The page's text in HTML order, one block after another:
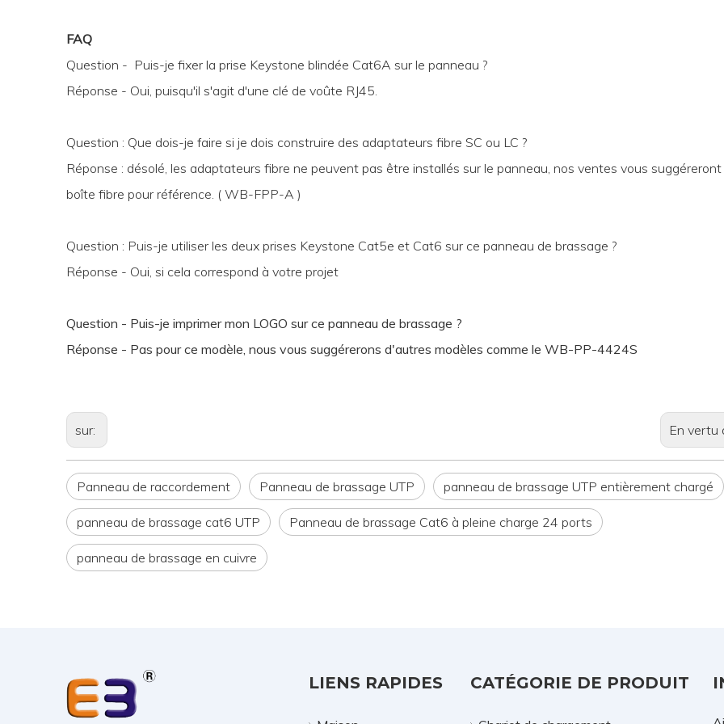
FAQ
Question - Puis-je fixer la prise Keystone blindée Cat6A sur le panneau ?
Réponse - Oui, puisqu'il s'agit d'une clé de voûte RJ45.
Question : Que dois-je faire si je dois construire des adaptateurs fibre SC ou LC ?
Réponse : désolé, les adaptateurs fibre ne peuvent pas être installés sur le panneau, nos ventes vous
boîte fibre pour référence. ( WB-FPP-A )
Question : Puis-je utiliser les deux prises Keystone Cat5e et Cat6 sur ce panneau de brassage ?
Réponse - Oui, si cela correspond à votre projet
Question - Puis-je imprimer mon LOGO sur ce panneau de brassage ?
Réponse - Pas pour ce modèle, nous vous suggérerons d'autres modèles comme le WB-PP-4424S
sur: En vertu
Panneau de raccordement Panneau de brassage UTP panneau de brassage UTP entièrement chargé
panneau de brassage cat6 UTP Panneau de brassage Cat6 à pleine charge 24 ports
panneau de brassage en cuivre
LIENS RAPIDES CATÉGORIE DE PRODUIT